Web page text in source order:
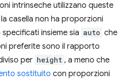
intrinseche utilizzano queste
casella non ha proporzioni
insieme sia auto che
preferite sono il rapporto
per height , a meno che
sostituito con proporzioni